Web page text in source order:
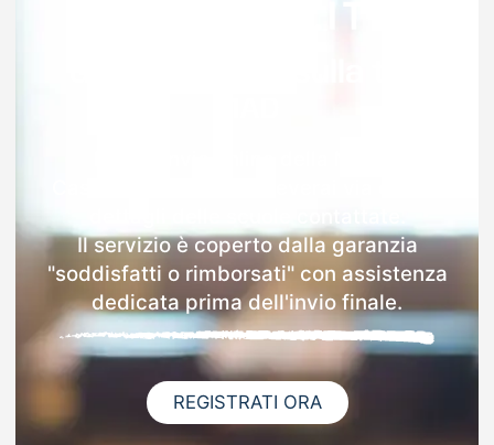
Il servizio è coperto dalla garanzia
"soddisfatti o rimborsati" con assistenza
dedicata prima dell'invio finale.
REGISTRATI ORA